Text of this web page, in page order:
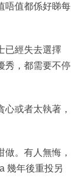
唔值都係好睇每
已經失去選擇
秀，都需要不停
或者太執著，
。有人無悔，
幾年後重投另